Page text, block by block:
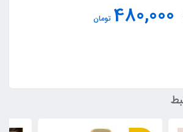
480,000 تومان